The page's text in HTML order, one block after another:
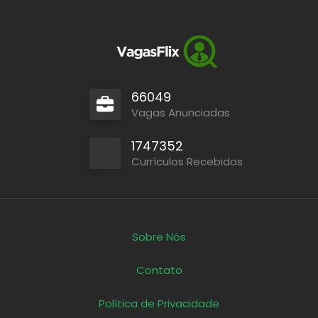
66049
Vagas Anunciadas
1747352
Currículos Recebidos
Sobre Nós
Contato
Política de Privacidade